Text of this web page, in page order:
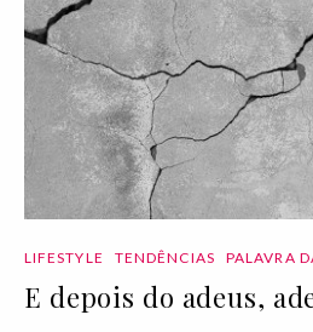
LIFESTYLE TENDÊNCIAS PALAVRA
E depois do adeus,